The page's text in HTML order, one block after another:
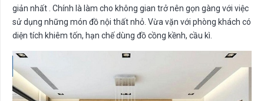
giản nhất . Chính là làm cho không gian trở nên gọn gàng với việc
sử dụng những món đồ nội thất nhỏ. Vừa vặn với phòng khách có
diện tích khiêm tốn, hạn chế dùng đồ cồng kềnh, cầu kì.